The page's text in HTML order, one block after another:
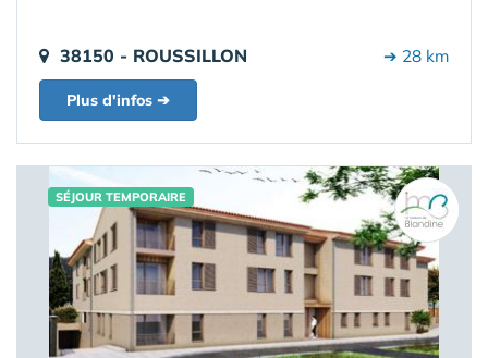
38150 - ROUSSILLON ➔ 28 km
Plus d'infos ➔
SÉJOUR TEMPORAIRE